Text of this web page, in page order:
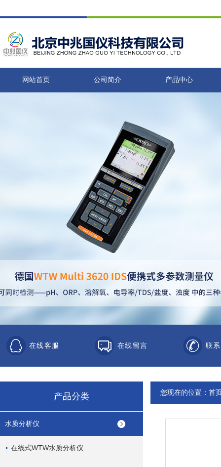
网站首页 公司简介 产品中心
在线客服 在线留言 联
产品分类
水质分析仪
在线式WTW水质分析仪
您现在的位置： 首